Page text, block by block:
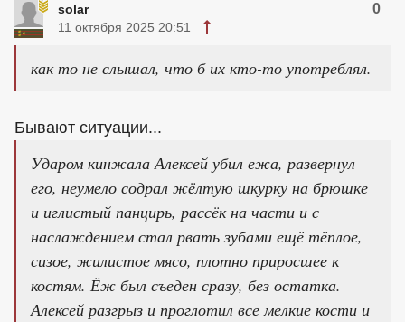
solar 0
11 октября 2025 20:51
как то не слышал, что б их кто-то употреблял.
Бывают ситуации...
Ударом кинжала Алексей убил ежа, развернул
его, неумело содрал жёлтую шкурку на брюшке
и иглистый панцирь, рассёк на части и с
наслаждением стал рвать зубами ещё тёплое,
сизое, жилистое мясо, плотно приросшее к
костям. Ёж был съеден сразу, без остатка.
Алексей разгрыз и проглотил все мелкие кости и